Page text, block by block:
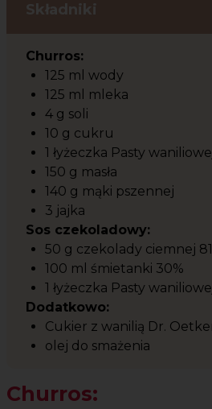
Składniki
Churros:
125 ml wody
125 ml mleka
4 g soli
10 g cukru
1 łyżeczka Pasty
150 g masła
140 g mąki pszennej
3 jajka
Sos czekoladowy:
50 g czekolady ciemnej
100 ml śmietanki 30%
1 łyżeczka Pasty
Dodatkowo:
Cukier z wanilią Dr.
olej do smażenia
Churros: